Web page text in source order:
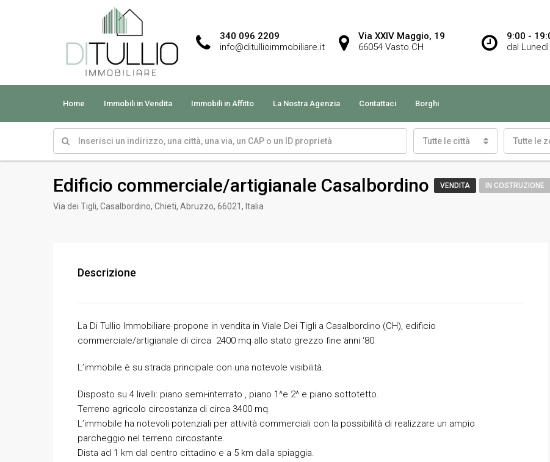
9:00 -
dal
Via XXIV Maggio, 19
66054 Vasto CH
340 096 2209
info@ditullioimmobiliare.it
Home Immobili in Vendita Immobili in Affitto La Nostra Agenzia Contattaci Borghi
Tutte le città Tutte le
Edificio commerciale/artigianale Casalbordino VENDITA IN COSTRUZIONE
Via dei Tigli, Casalbordino, Chieti, Abruzzo, 66021, Italia
Descrizione
La Di Tullio Immobiliare propone in vendita in Viale Dei Tigli a Casalbordino (CH), edificio
commerciale/artigianale di circa 2400 mq allo stato grezzo fine anni ‘80
L’immobile è su strada principale con una notevole visibilità.
Disposto su 4 livelli: piano semi-interrato , piano 1^e 2^ e piano sottotetto.
Terreno agricolo circostanza di circa 3400 mq.
L’immobile ha notevoli potenziali per attività commerciali con la possibilità di realizzare un ampio
parcheggio nel terreno circostante.
Dista ad 1 km dal centro cittadino e a 5 km dalla spiaggia.